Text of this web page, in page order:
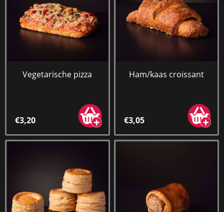
Vegetarische pizza
€3,20
Ham/kaas croissant
€3,05